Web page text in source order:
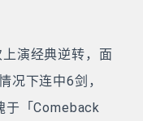
演经典逆转，面
况下连中6剑，
于「Comeback